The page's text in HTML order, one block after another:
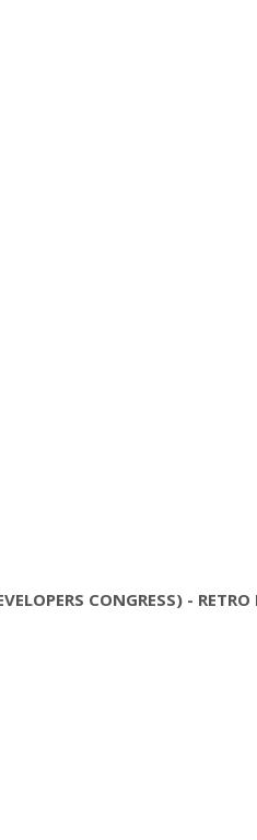
CONGRESS) -